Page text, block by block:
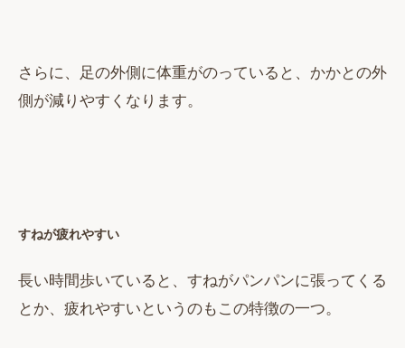
さらに、足の外側に体重がのっていると、かかとの外
側が減りやすくなります。
すねが疲れやすい
長い時間歩いていると、すねがパンパンに張ってくる
とか、疲れやすいというのもこの特徴の一つ。